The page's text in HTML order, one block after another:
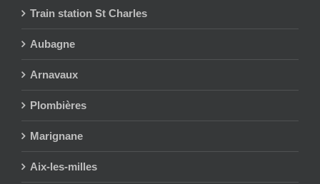
Train station St Charles
Aubagne
Arnavaux
Plombières
Marignane
Aix-les-milles